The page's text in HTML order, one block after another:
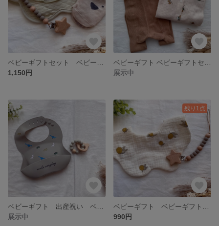
1,150円
展示中
展示中
残り1点
990円